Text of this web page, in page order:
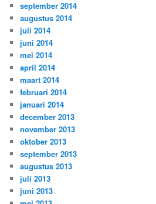
september 2014
augustus 2014
juli 2014
juni 2014
mei 2014
april 2014
maart 2014
februari 2014
januari 2014
december 2013
november 2013
oktober 2013
september 2013
augustus 2013
juli 2013
juni 2013